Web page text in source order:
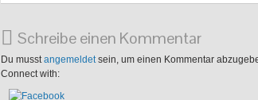
Schreibe einen Kommentar
Du musst angemeldet sein, um einen Kommentar
Connect with: